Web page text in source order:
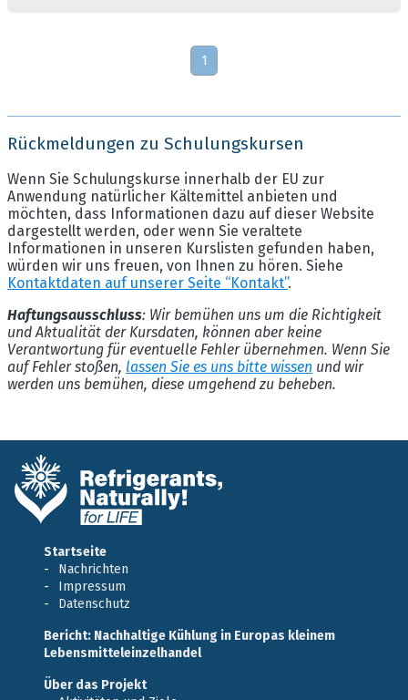
1
Rückmeldungen zu Schulungskursen
Wenn Sie Schulungskurse innerhalb der EU zur
Anwendung natürlicher Kältemittel anbieten und
möchten, dass Informationen dazu auf dieser Website
dargestellt werden, oder wenn Sie veraltete
Informationen in unseren Kurslisten gefunden haben,
würden wir uns freuen, von Ihnen zu hören. Siehe
Kontaktdaten auf unserer Seite “Kontakt”.
Haftungsausschluss: Wir bemühen uns um die Richtigkeit
und Aktualität der Kursdaten, können aber keine
Verantwortung für eventuelle Fehler übernehmen. Wenn Sie
auf Fehler stoßen, lassen Sie es uns bitte wissen und wir
werden uns bemühen, diese umgehend zu beheben.
Startseite
Nachrichten
Impressum
Datenschutz
Bericht: Nachhaltige Kühlung in Europas kleinem
Lebensmitteleinzelhandel
Über das Projekt